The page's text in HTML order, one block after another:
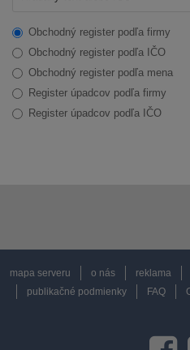
Obchodný register podľa firmy
Obchodný register podľa IČO
Obchodný register podľa mena
Register úpadcov podľa firmy
Register úpadcov podľa IČO
mapa serveru o nás reklama
publikačné podmienky
FAQ